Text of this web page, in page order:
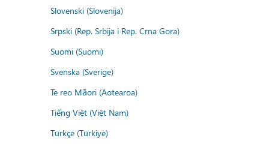
Slovenski (Slovenija)
Srpski (Rep. Srbija i Rep. Crna Gora)
Suomi (Suomi)
Svenska (Sverige)
Te reo Māori (Aotearoa)
Tiếng Việt (Việt Nam)
Türkçe (Türkiye)